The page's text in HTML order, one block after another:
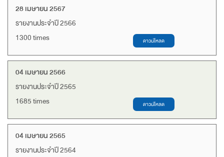
28 เมษายน 2567
รายงานประจำปี 2566
1300 times
04 เมษายน 2566
รายงานประจำปี 2565
1685 times
04 เมษายน 2565
รายงานประจำปี 2564